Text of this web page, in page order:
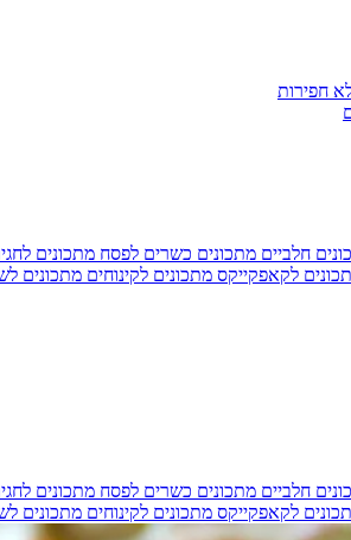
חפירות
חלביים מתכונים כשרים לפסח מתכונים
לקאפקייקס מתכונים לקינוחים מתכונים
חלביים מתכונים כשרים לפסח מתכונים
לקאפקייקס מתכונים לקינוחים מתכונים